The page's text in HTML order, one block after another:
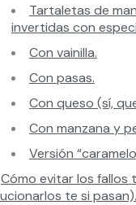
Tartaletas de
invertidas con
Con vainilla.
Con pasas.
Con queso (sí,
Con manzana y
Versión
Cómo evitar los fallos
solucionarlos te si pasan).